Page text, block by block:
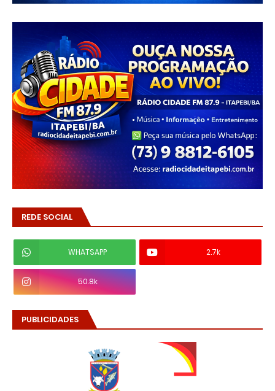
REDE SOCIAL
WHATSAPP 2.7k
50.8k
PUBLICIDADES